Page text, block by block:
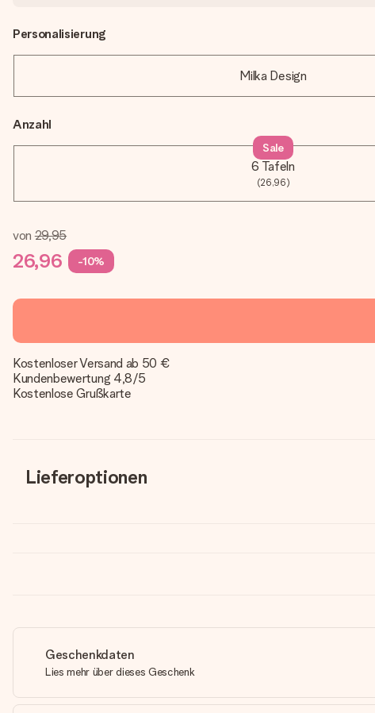
Personalisierung
Milka Design
Anzahl
6 Tafeln
(26,96)
Sale
von 29,95
26,96 -10%
Kostenloser Versand ab 50 €
Kundenbewertung 4,8/5
Kostenlose Grußkarte
Lieferoptionen
Geschenkdaten
Lies mehr über dieses Geschenk